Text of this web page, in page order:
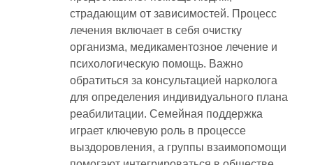
страдающим от зависимостей. Процесс
лечения включает в себя очистку
организма, медикаментозное лечение и
психологическую помощь. Важно
обратиться за консультацией нарколога
для определения индивидуального плана
реабилитации. Семейная поддержка
играет ключевую роль в процессе
выздоровления, а группы взаимопомощи